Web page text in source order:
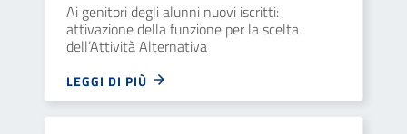
Ai genitori degli alunni nuovi iscritti:
attivazione della funzione per la scelta
dell’Attività Alternativa
LEGGI DI PIÙ